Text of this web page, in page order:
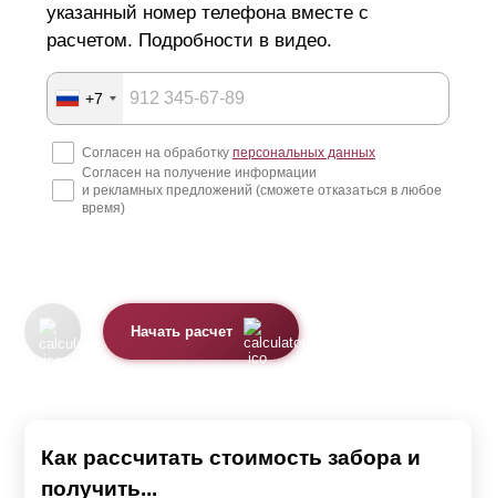
указанный номер телефона вместе с
расчетом. Подробности в видео.
+7
Согласен на обработку персональных данных
Согласен на получение информации
и рекламных предложений (сможете отказаться в любое
время)
Начать расчет
Как рассчитать стоимость забора и
получить...